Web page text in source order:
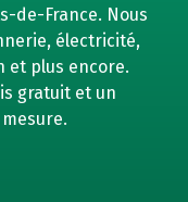
de-France. Nous
électricité,
et plus encore.
gratuit et un